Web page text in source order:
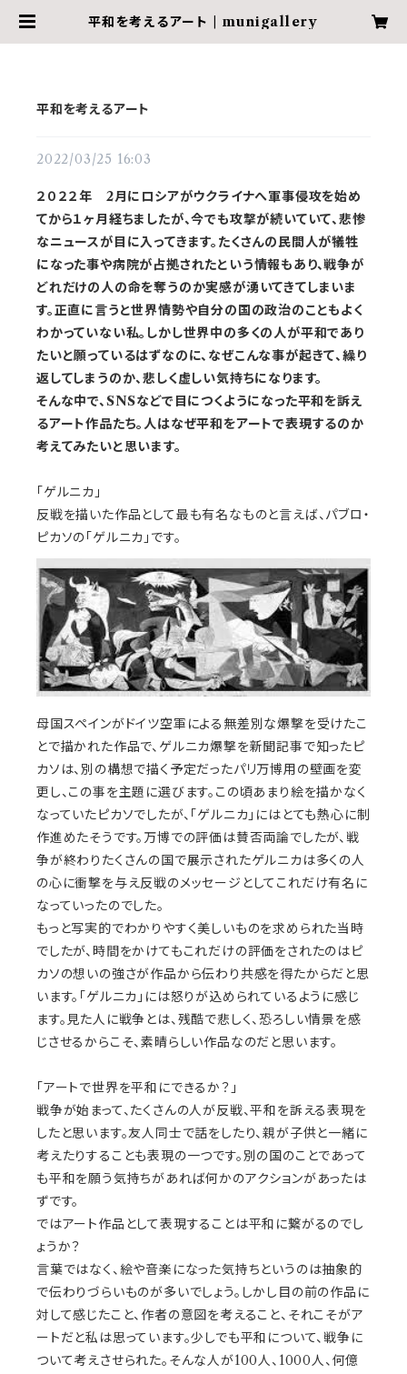
平和を考えるアート | munigallery
平和を考えるアート
2022/03/25 16:03
２０２２年 2月にロシアがウクライナへ軍事侵攻を始め
てから１ヶ月経ちましたが、今でも攻撃が続いていて、悲惨
なニュースが目に入ってきます。たくさんの民間人が犠牲
になった事や病院が占拠されたという情報もあり、戦争が
どれだけの人の命を奪うのか実感が湧いてきてしまいま
す。正直に言うと世界情勢や自分の国の政治のこともよく
わかっていない私。しかし世界中の多くの人が平和であり
たいと願っているはずなのに、なぜこんな事が起きて、繰り
返してしまうのか、悲しく虚しい気持ちになります。
そんな中で、SNSなどで目につくようになった平和を訴え
るアート作品たち。人はなぜ平和をアートで表現するのか
考えてみたいと思います。
「ゲルニカ」
反戦を描いた作品として最も有名なものと言えば、パブロ・
ピカソの「ゲルニカ」です。
母国スペインがドイツ空軍による無差別な爆撃を受けたこ
とで描かれた作品で、ゲルニカ爆撃を新聞記事で知ったピ
カソは、別の構想で描く予定だったパリ万博用の壁画を変
更し、この事を主題に選びます。この頃あまり絵を描かなく
なっていたピカソでしたが、「ゲルニカ」にはとても熱心に制
作進めたそうです。万博での評価は賛否両論でしたが、戦
争が終わりたくさんの国で展示されたゲルニカは多くの人
の心に衝撃を与え反戦のメッセージとしてこれだけ有名に
なっていったのでした。
もっと写実的でわかりやすく美しいものを求められた当時
でしたが、時間をかけてもこれだけの評価をされたのはピ
カソの想いの強さが作品から伝わり共感を得たからだと思
います。「ゲルニカ」には怒りが込められているように感じ
ます。見た人に戦争とは、残酷で悲しく、恐ろしい情景を感
じさせるからこそ、素晴らしい作品なのだと思います。
「アートで世界を平和にできるか？」
戦争が始まって、たくさんの人が反戦、平和を訴える表現を
したと思います。友人同士で話をしたり、親が子供と一緒に
考えたりすることも表現の一つです。別の国のことであって
も平和を願う気持ちがあれば何かのアクションがあったは
ずです。
ではアート作品として表現することは平和に繋がるのでし
ょうか？
言葉ではなく、絵や音楽になった気持ちというのは抽象的
で伝わりづらいものが多いでしょう。しかし目の前の作品に
対して感じたこと、作者の意図を考えること、それこそがア
ートだと私は思っています。少しでも平和について、戦争に
ついて考えさせられた。そんな人が100人、1000人、何億